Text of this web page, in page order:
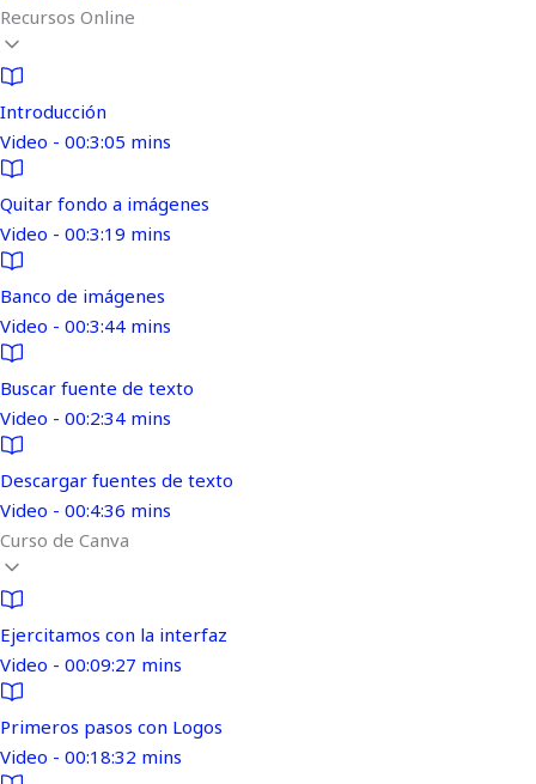
Recursos Online
Introducción
Video - 00:3:05 mins
Quitar fondo a imágenes
Video - 00:3:19 mins
Banco de imágenes
Video - 00:3:44 mins
Buscar fuente de texto
Video - 00:2:34 mins
Descargar fuentes de texto
Video - 00:4:36 mins
Curso de Canva
Ejercitamos con la interfaz
Video - 00:09:27 mins
Primeros pasos con Logos
Video - 00:18:32 mins